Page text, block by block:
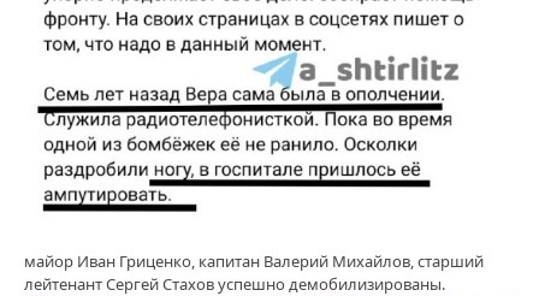
майор Иван Гриценко, капитан Валерий Михайлов, старший
лейтенант Сергей Стахов успешно демобилизированы.